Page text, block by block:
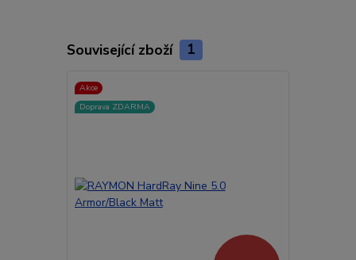
Související zboží 1
Akce
Doprava ZDARMA